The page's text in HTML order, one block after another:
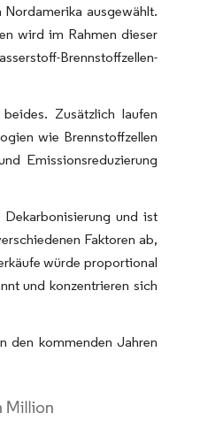
ausgewählt.
wird im Rahmen dieser
Brennstoffzellen-
Zusätzlich laufen
wie Brennstoffzellen
Emissionsreduzierung
und ist
Faktoren ab,
würde proportional
und konzentrieren sich
den kommenden Jahren